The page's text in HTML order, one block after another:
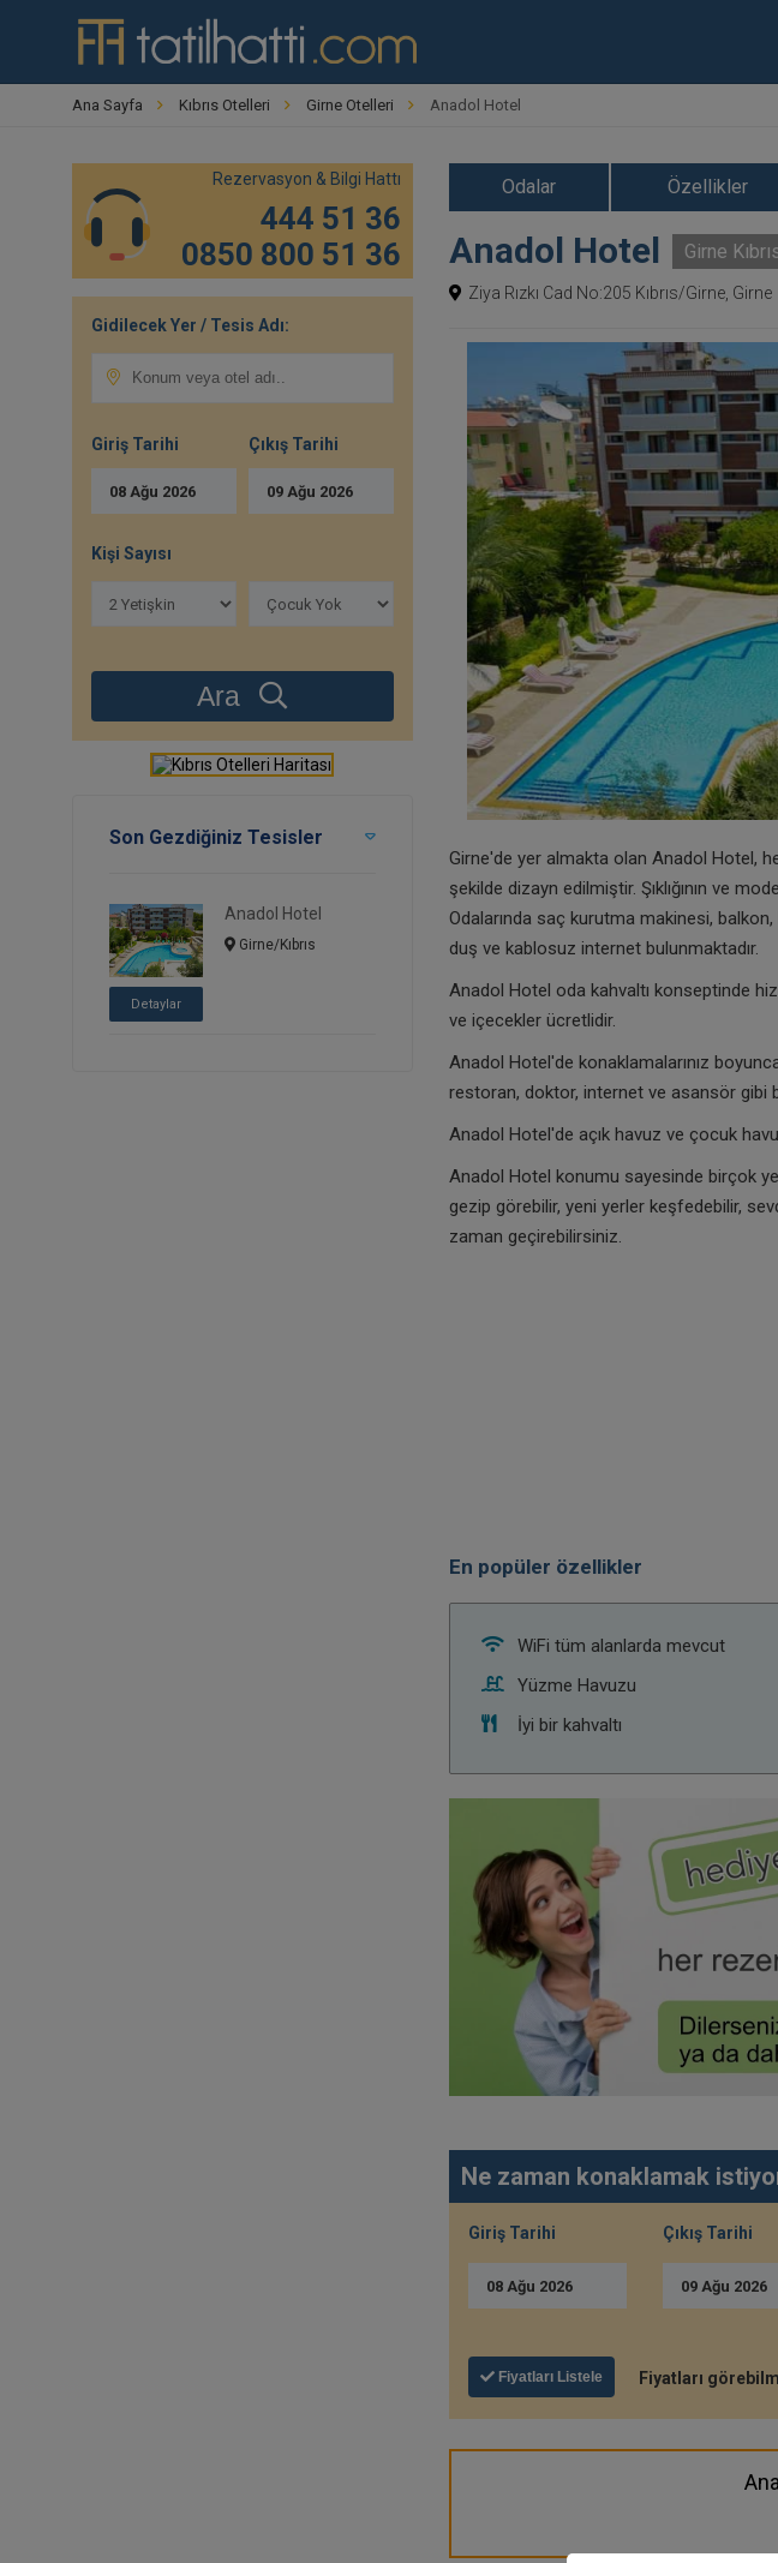
Ana Sayfa Kıbrıs Otelleri Girne Otelleri Anadol Hotel
Rezervasyon & Bilgi Hattı
444 51 36
0850 800 51 36
Gidilecek Yer / Tesis Adı:
Giriş Tarihi
08 Ağu 2026
Çıkış Tarihi
09Ağu 2026
Kişi Sayısı
Ara
Son Gezdiğiniz Tesisler
Detaylar
Anadol Hotel
Girne/Kıbrıs
Odalar Özellikler
Anadol Hotel Girne
Ziya Rızkı Cad No:205 Kıbrıs/Girne, Girne
Girne'de yer almakta olan Anadol Hotel,
şekilde dizayn edilmiştir. Şıklığının ve
Odalarında saç kurutma makinesi,
duş ve kablosuz internet bulunmaktadır.
Anadol Hotel oda kahvaltı konseptinde
ve içecekler ücretlidir.
Anadol Hotel'de konaklamalarınız
restoran, doktor, internet ve asansör gibi
Anadol Hotel'de açık havuz ve çocuk
Anadol Hotel konumu sayesinde birçok
gezip görebilir, yeni yerler keşfedebilir,
zaman geçirebilirsiniz.
En popüler özellikler
WiFi tüm alanlarda mevcut
Yüzme Havuzu
İyi bir kahvaltı
Ne zaman konaklamak
Giriş Tarihi
08Ağu 2026
Çıkış Tarihi
09 Ağu 2026
Fiyatları Listele Fiyatları